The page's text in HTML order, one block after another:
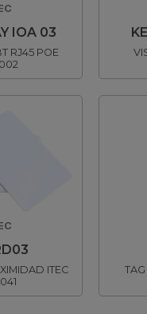
IOA 03
RJ45 POE
ITEC